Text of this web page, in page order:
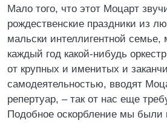
Мало того, что этот Моцарт
рождественские праздники из
мальски интеллигентной семье,
каждый год какой-нибудь
от крупных и именитых и
самодеятельностью, вводят
репертуар, – так от нас еще
Подобное оскорбление мы были